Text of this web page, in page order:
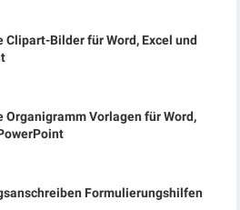
Clipart-Bilder für Word, Excel und
Organigramm Vorlagen für Word,
Formulierungshilfen